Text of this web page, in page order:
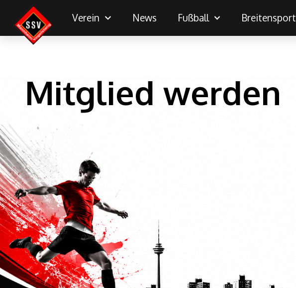
Verein News Fußball Breitensport
Mitglied werden